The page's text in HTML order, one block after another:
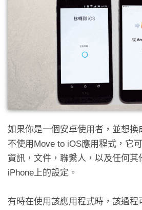
如果你是一個安卓使用者，並想換
不使用Move to iOS應用程式，它
資訊，文件，聯繫人，以及任何其
iPhone上的設定。
有時在使用該應用程式時，該過程